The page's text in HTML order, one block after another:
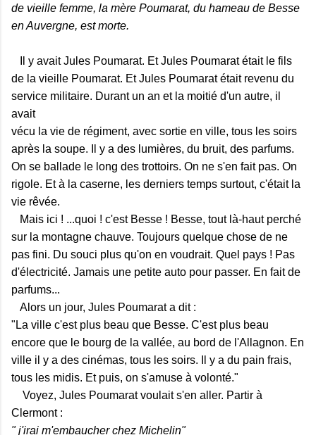
de vieille femme, la mère Poumarat, du hameau de Besse
en Auvergne, est morte.
Il y avait Jules Poumarat. Et Jules Poumarat était le fils
de la vieille Poumarat. Et Jules Poumarat était revenu du
service militaire. Durant un an et la moitié d'un autre, il
avait
vécu la vie de régiment, avec sortie en ville, tous les soirs
après la soupe. Il y a des lumières, du bruit, des parfums.
On se ballade le long des trottoirs. On ne s'en fait pas. On
rigole. Et à la caserne, les derniers temps surtout, c'était la
vie rêvée.
Mais ici ! ...quoi ! c'est Besse ! Besse, tout là-haut perché
sur la montagne chauve. Toujours quelque chose de ne
pas fini. Du souci plus qu'on en voudrait. Quel pays ! Pas
d'électricité. Jamais une petite auto pour passer. En fait de
parfums...
Alors un jour, Jules Poumarat a dit :
"La ville c'est plus beau que Besse. C'est plus beau
encore que le bourg de la vallée, au bord de l'Allagnon. En
ville il y a des cinémas, tous les soirs. Il y a du pain frais,
tous les midis. Et puis, on s'amuse à volonté."
Voyez, Jules Poumarat voulait s'en aller. Partir à
Clermont :
" j'irai m'embaucher chez Michelin"